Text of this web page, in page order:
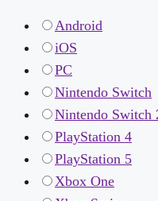
Android
iOS
PC
Nintendo Switch
Nintendo Switch
PlayStation 4
PlayStation 5
Xbox One